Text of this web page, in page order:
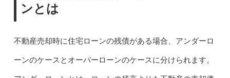
ンとは
不動産売却時に住宅ローンの残債がある場合、アンダーロ
ーンのケースとオーバーローンのケースに分けられます。